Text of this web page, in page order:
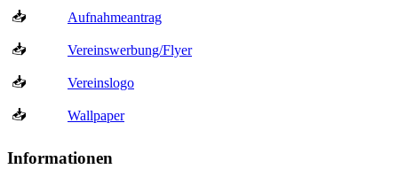
📥 Aufnahmeantrag
📥 Vereinswerbung/Flyer
📥 Vereinslogo
📥 Wallpaper
Informationen